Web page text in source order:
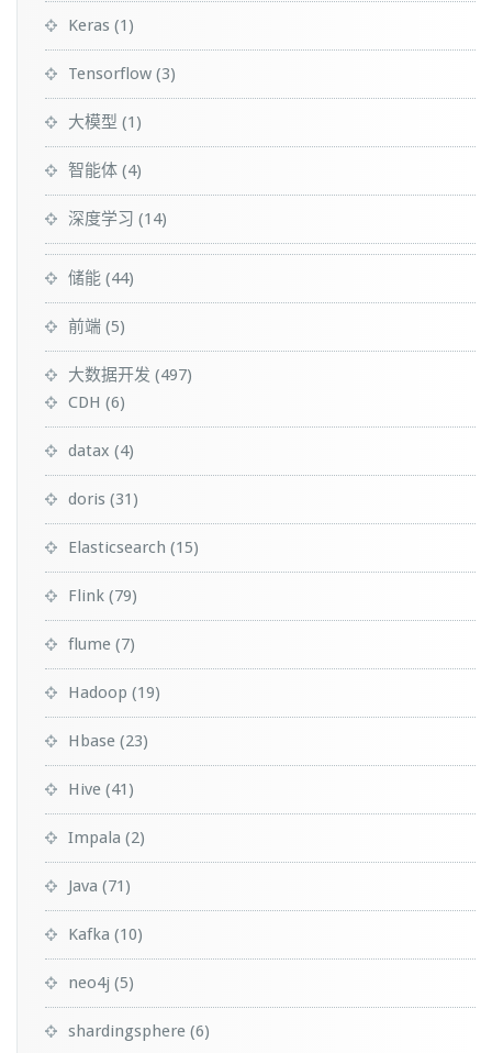
Keras (1)
Tensorflow (3)
大模型 (1)
智能体 (4)
深度学习 (14)
储能 (44)
前端 (5)
大数据开发 (497)
CDH (6)
datax (4)
doris (31)
Elasticsearch (15)
Flink (79)
flume (7)
Hadoop (19)
Hbase (23)
Hive (41)
Impala (2)
Java (71)
Kafka (10)
neo4j (5)
shardingsphere (6)